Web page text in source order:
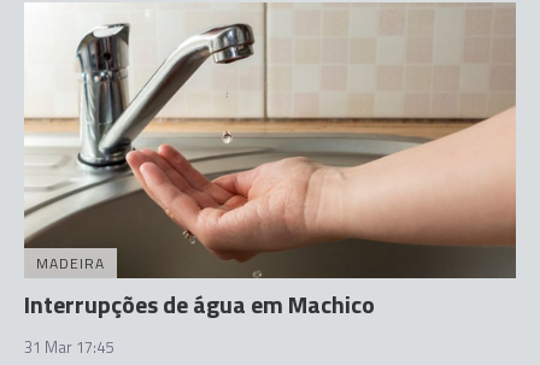
MADEIRA
Interrupções de água em Machico
31 Mar 17:45